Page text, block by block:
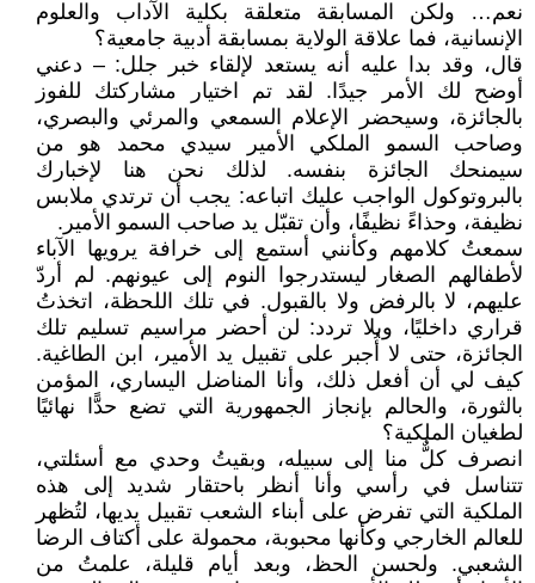
نعم… ولكن المسابقة متعلقة بكلية الآداب والعلوم
الإنسانية، فما علاقة الولاية بمسابقة أدبية جامعية؟
قال، وقد بدا عليه أنه يستعد لإلقاء خبر جلل: – دعني
أوضح لك الأمر جيدًا. لقد تم اختيار مشاركتك للفوز
بالجائزة، وسيحضر الإعلام السمعي والمرئي والبصري،
وصاحب السمو الملكي الأمير سيدي محمد هو من
سيمنحك الجائزة بنفسه. لذلك نحن هنا لإخبارك
بالبروتوكول الواجب عليك اتباعه: يجب أن ترتدي ملابس
نظيفة، وحذاءً نظيفًا، وأن تقبّل يد صاحب السمو الأمير.
سمعتُ كلامهم وكأنني أستمع إلى خرافة يرويها الآباء
لأطفالهم الصغار ليستدرجوا النوم إلى عيونهم. لم أردّ
عليهم، لا بالرفض ولا بالقبول. في تلك اللحظة، اتخذتُ
قراري داخليًا، وبلا تردد: لن أحضر مراسيم تسليم تلك
الجائزة، حتى لا أُجبر على تقبيل يد الأمير، ابن الطاغية.
كيف لي أن أفعل ذلك، وأنا المناضل اليساري، المؤمن
بالثورة، والحالم بإنجاز الجمهورية التي تضع حدًّا نهائيًا
لطغيان الملكية؟
انصرف كلٌّ منا إلى سبيله، وبقيتُ وحدي مع أسئلتي،
تتناسل في رأسي وأنا أنظر باحتقار شديد إلى هذه
الملكية التي تفرض على أبناء الشعب تقبيل يديها، لتُظهر
للعالم الخارجي وكأنها محبوبة، محمولة على أكتاف الرضا
الشعبي. ولحسن الحظ، وبعد أيام قليلة، علمتُ من